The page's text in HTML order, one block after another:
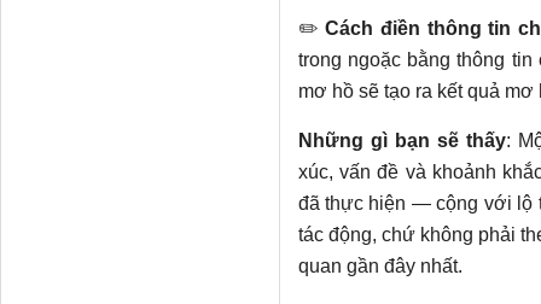
Xây dựng bản đồ theo
n:
iệu khách hàng → Thói
dụng (phù hợp với mô
2. Đối với mỗi giai
   - Hành động khách hàng thực hiện
   - Suy nghĩ & câu hỏi (bằng lời của họ dựa trên nghiên cứu)
✏️ ​​Cách điền thông tin
trong ngoặc bằng thông
mơ hồ sẽ tạo ra kết quả
Những gì bạn sẽ thấy:
xúc, vấn đề và khoảnh
đã thực hiện — cộng với lộ
tác động, chứ không phải
quan gần đây nhất.